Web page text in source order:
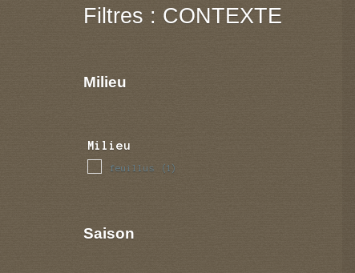
Filtres : CONTEXTE
Milieu
Milieu
feuillus (1)
Saison